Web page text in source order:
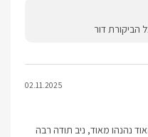
הביקורת דור
02.11.2025
נהנהו מאוד, ניב תודה רבה